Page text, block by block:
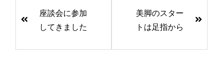
の
座談会に参加
してきました
美脚のスター
トは足指から